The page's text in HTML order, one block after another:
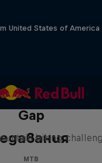
United States of America
The
Gap
biking
MTB